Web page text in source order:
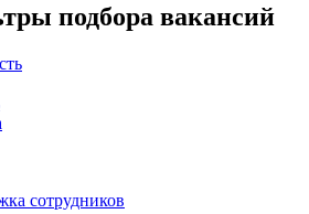
подбора вакансий
сотрудников